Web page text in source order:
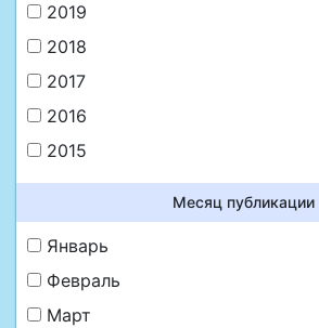
2019
2018
2017
2016
2015
Месяц публикации
Январь
Февраль
Март